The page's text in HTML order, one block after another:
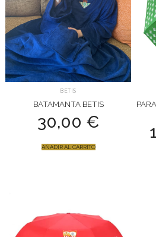
BETIS
BATAMANTA BETIS
30,00 €
AÑADIR AL CARRITO